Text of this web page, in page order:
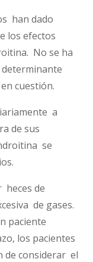
han dado
los efectos
No se ha
cuestión.
a
de sus
se
heces de
de gases.
paciente
los pacientes
de considerar el